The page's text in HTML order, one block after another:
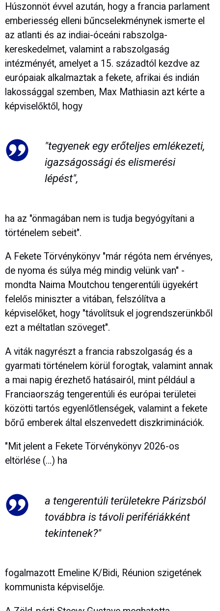
Húszonnöt évvel azután, hogy a francia parlament
emberiesség elleni bűncselekménynek ismerte el
az atlanti és az indiai-óceáni rabszolga-
kereskedelmet, valamint a rabszolgaság
intézményét, amelyet a 15. századtól kezdve az
európaiak alkalmaztak a fekete, afrikai és indián
lakossággal szemben, Max Mathiasin azt kérte a
képviselőktől, hogy
"tegyenek egy erőteljes emlékezeti,
igazságossági és elismerési
lépést",
ha az "önmagában nem is tudja begyógyítani a
történelem sebeit".
A Fekete Törvénykönyv "már régóta nem érvényes,
de nyoma és súlya még mindig velünk van" -
mondta Naima Moutchou tengerentúli ügyekért
felelős miniszter a vitában, felszólítva a
képviselőket, hogy "távolítsuk el jogrendszerünkből
ezt a méltatlan szöveget".
A viták nagyrészt a francia rabszolgaság és a
gyarmati történelem körül forogtak, valamint annak
a mai napig érezhető hatásairól, mint például a
Franciaország tengerentúli és európai területei
közötti tartós egyenlőtlenségek, valamint a fekete
bőrű emberek által elszenvedett diszkriminációk.
"Mit jelent a Fekete Törvénykönyv 2026-os
eltörlése (…) ha
a tengerentúli területekre Párizsból
továbbra is távoli perifériákként
tekintenek?"
fogalmazott Emeline K/Bidi, Réunion szigetének
kommunista képviselője.